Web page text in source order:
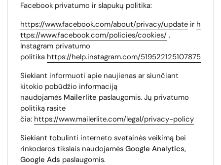
Facebook privatumo ir slapukų politika:
https://www.facebook.com/about/privacy/update ir h
ttps://www.facebook.com/policies/cookies/ .
Instagram privatumo
politika https://help.instagram.com/519522125107875
Siekiant informuoti apie naujienas ar siunčiant
kitokio pobūdžio informaciją
naudojamės Mailerlite paslaugomis. Jų privatumo
politiką rasite
čia: https://www.mailerlite.com/legal/privacy-policy
Siekiant tobulinti interneto svetainės veikimą bei
rinkodaros tikslais naudojamės Google Analytics,
Google Ads paslaugomis.